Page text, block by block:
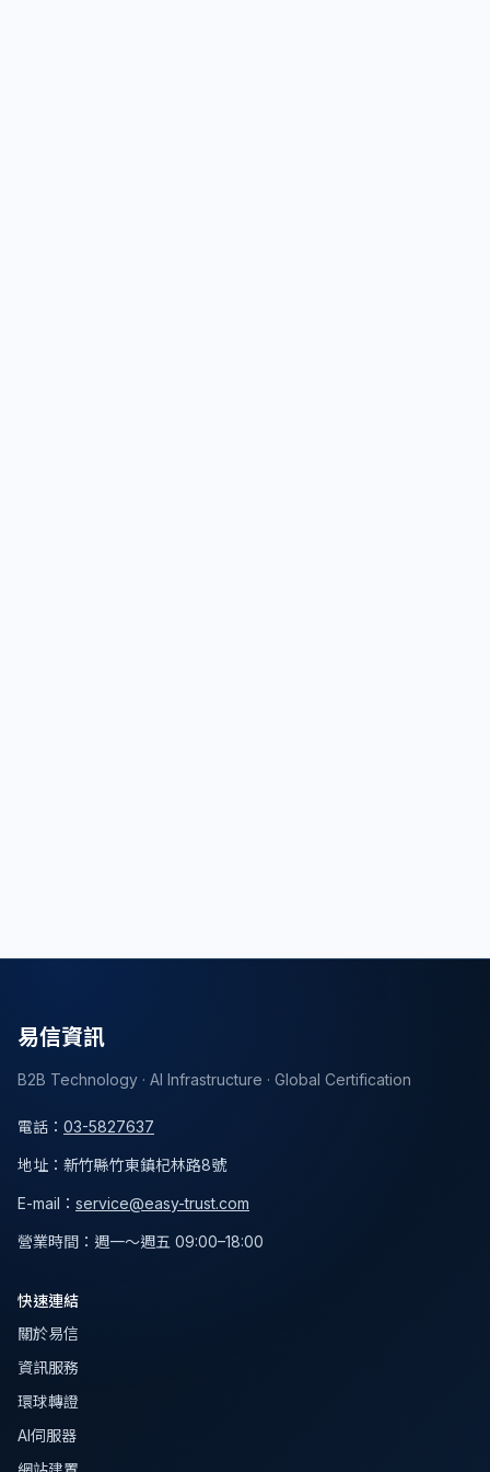
易信資訊
B2B Technology · AI Infrastructure · Global Certification
電話 ： 03-5827637
地址 ： 新竹縣竹東鎮杞林路8號
E-mail： service@easy-trust.com
營業時間 ： 週一～週五 09:00–18:00
快速連結
關於易信
資訊服務
環球轉證
AI伺服器